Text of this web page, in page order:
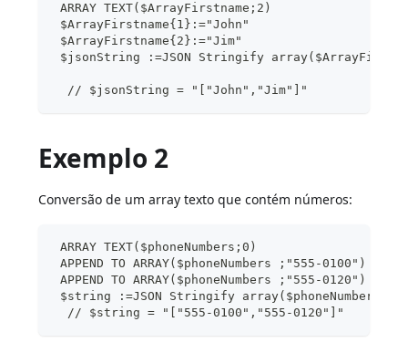
ARRAY TEXT($ArrayFirstname;2)
$ArrayFirstname{1}:="John"
$ArrayFirstname{2}:="Jim"
$jsonString :=JSON Stringify
// $jsonString = "["John","Jim"]"
Exemplo 2
Conversão de um array texto que contém números:
ARRAY TEXT($phoneNumbers;0)
APPEND TO ARRAY($phoneNumbers ;"555-0100")
APPEND TO ARRAY($phoneNumbers ;"555-0120")
$string :=JSON Stringify array($phoneNumbers)
// $string = "["555-0100","555-0120"]"